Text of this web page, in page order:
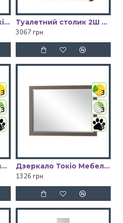
Тумба приліжкова Токіо Мебель Сервіс (продається тільки по 2 шт.)
Туалетний столик 2Ш Токіо Мебель Сервіс
3067 грн.
3
3
3
Пенал 1Д Токіо Мебель Сервіс
3
3
3
Дзеркало Токіо Мебель Сервіс
1326 грн.